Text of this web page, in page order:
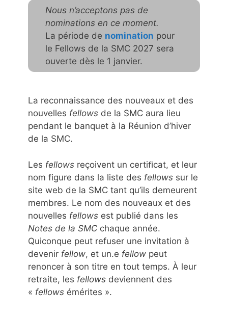
Nous n’acceptons pas de
nominations en ce moment.
La période de nomination pour
le Fellows de la SMC 2027 sera
ouverte dès le 1 janvier.
La reconnaissance des nouveaux et des
nouvelles fellows de la SMC aura lieu
pendant le banquet à la Réunion d’hiver
de la SMC.
Les fellows reçoivent un certiﬁcat, et leur
nom figure dans la liste des fellows sur le
site web de la SMC tant qu’ils demeurent
membres. Le nom des nouveaux et des
nouvelles fellows est publié dans les
Notes de la SMC chaque année.
Quiconque peut refuser une invitation à
devenir fellow, et un.e fellow peut
renoncer à son titre en tout temps. À leur
retraite, les fellows deviennent des
« fellows émérites ».